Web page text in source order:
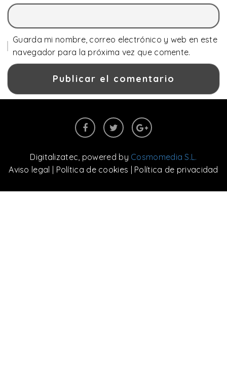
Guarda mi nombre, correo electrónico y web en este
navegador para la próxima vez que comente.
Digitalizatec , powered by Cosmomedia S.L.
Aviso legal | Política de cookies | Política de privacidad